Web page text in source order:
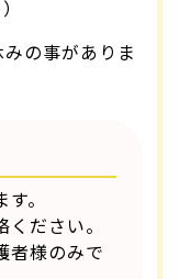
の事がありま
。
ださい。
者様のみで